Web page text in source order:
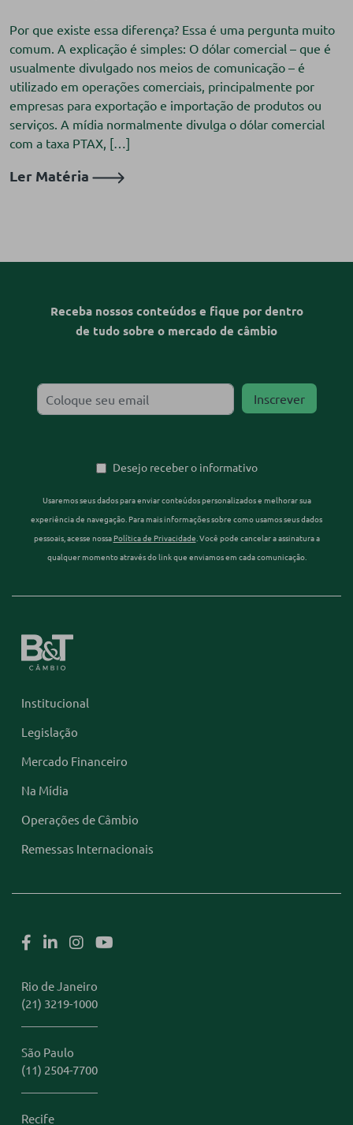
Por que existe essa diferença? Essa é uma pergunta muito
comum. A explicação é simples: O dólar comercial – que é
usualmente divulgado nos meios de comunicação – é
utilizado em operações comerciais, principalmente por
empresas para exportação e importação de produtos ou
serviços. A mídia normalmente divulga o dólar comercial
com a taxa PTAX, […]
Ler Matéria
Institucional
Legislação
Mercado Financeiro
Na Mídia
Operações de Câmbio
Remessas Internacionais
Receba nossos conteúdos e fique por dentro
de tudo sobre o mercado de câmbio
Desejo receber o informativo
Usaremos seus dados para enviar conteúdos personalizados e melhorar sua
experiência de navegação. Para mais informações sobre como usamos seus dados
pessoais, acesse nossa Política de Privacidade. Você pode cancelar a assinatura a
qualquer momento através do link que enviamos em cada comunicação.
Rio de Janeiro
(21) 3219-1000
São Paulo
(11) 2504-7700
Recife